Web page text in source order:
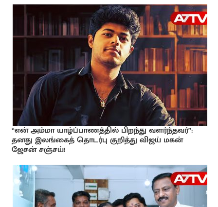
“என் அம்மா யாழ்ப்பாணத்தில் பிறந்து வளர்ந்தவர்”:
தனது இலங்கைத் தொடர்பு குறித்து விஜய் மகன்
ஜேசன் சஞ்சய்!